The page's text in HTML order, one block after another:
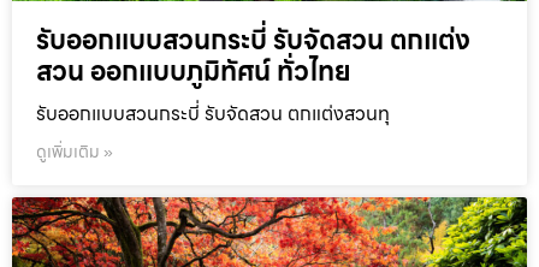
รับออกแบบสวนกระบี่ รับจัดสวน ตกแต่ง
สวน ออกแบบภูมิทัศน์ ทั่วไทย
รับออกแบบสวนกระบี่ รับจัดสวน ตกแต่งสวนทุ
ดูเพิ่มเติม »